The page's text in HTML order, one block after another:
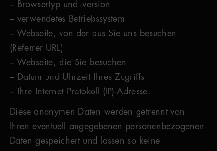
– Browsertyp und -version
– verwendetes Betriebssystem
– Webseite, von der aus Sie uns besuchen
(Referrer URL)
– Webseite, die Sie besuchen
– Datum und Uhrzeit Ihres Zugriffs
– Ihre Internet Protokoll (IP)-Adresse.
Diese anonymen Daten werden getrennt von
Ihren eventuell angegebenen personenbezogenen
Daten gespeichert und lassen so keine